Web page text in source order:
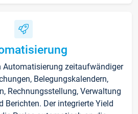
Automatisierung zeitaufwändiger
Belegungskalendern,
Rechnungsstellung, Verwaltung
Berichten. Der integrierte Yield